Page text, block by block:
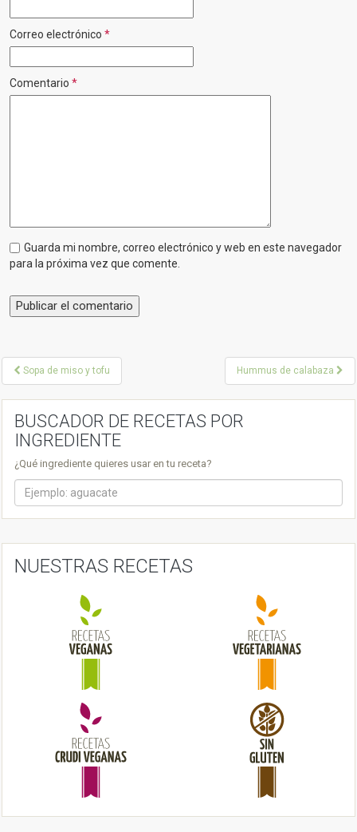
Correo electrónico *
Comentario *
Guarda mi nombre, correo electrónico y web en este navegador
para la próxima vez que comente.
P
o
v
i
Sopa de miso y tofu Hummus de calabaza
BUSCADOR DE RECETAS POR
INGREDIENTE
¿Qué ingrediente quieres usar en tu receta?
NUESTRAS RECETAS